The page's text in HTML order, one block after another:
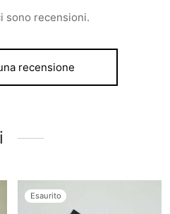
sono recensioni.
recensione
Esaurito